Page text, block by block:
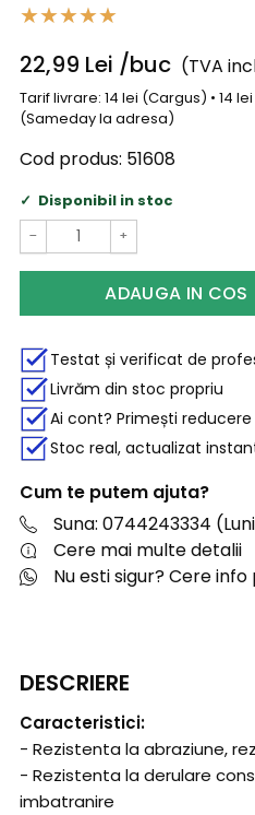
22,99 Lei /buc (TVA
Tarif livrare: 14 lei (Cargus) • 14
(Sameday la adresa)
Cod produs: 51608
Disponibil in stoc
− +
ADAUGA IN COS
Testat și verificat de
Livrăm din stoc propriu
Ai cont? Primești
Stoc real, actualizat
Cum te putem ajuta?
Suna: 0744243334
Cere mai multe detalii
Nu esti sigur? Cere
DESCRIERE
Caracteristici:
- Rezistenta la abraziune,
- Rezistenta la derulare
imbatranire